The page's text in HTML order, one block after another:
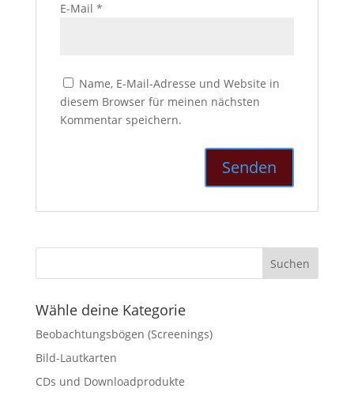
E-Mail *
Name, E-Mail-Adresse und Website in
diesem Browser für meinen nächsten
Kommentar speichern.
Wähle deine Kategorie
Beobachtungsbögen (Screenings)
Bild-Lautkarten
CDs und Downloadprodukte